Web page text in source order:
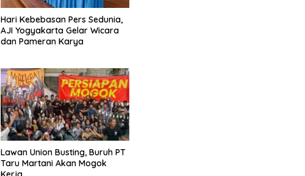
Hari Kebebasan Pers Sedunia,
AJI Yogyakarta Gelar Wicara
dan Pameran Karya
Lawan Union Busting, Buruh PT
Taru Martani Akan Mogok